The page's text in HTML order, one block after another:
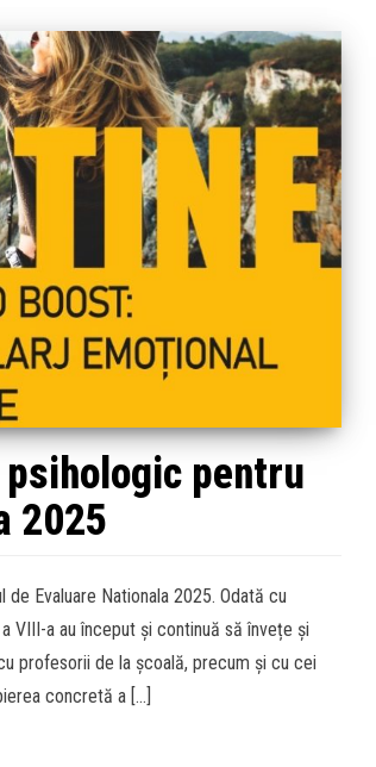
pentru
2025
Evaluare Nationala 2025. Odată cu
VIII-a au început și continuă să învețe și
profesorii de la școală, precum și cu cei
concretă a […]